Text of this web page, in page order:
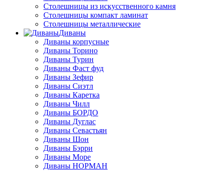
Столешницы из искусственного камня
Столешницы компакт ламинат
Столешницы металлические
Диваны
Диваны корпусные
Диваны Торино
Диваны Турин
Диваны Фаст фуд
Диваны Зефир
Диваны Сиэтл
Диваны Каретка
Диваны Чилл
Диваны БОРДО
Диваны Дуглас
Диваны Севастьян
Диваны Шон
Диваны Бэрри
Диваны Море
Диваны НОРМАН